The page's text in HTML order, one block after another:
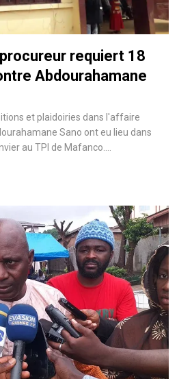
requiert 18
Abdourahamane
et plaidoiries dans l'affaire
Sano ont eu lieu dans
au TPI de Mafanco.…